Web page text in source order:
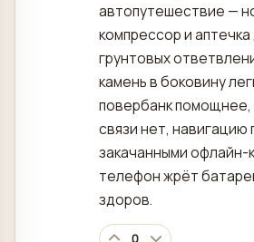
автопутешествие —
компрессор и
грунтовых
камень в боковину
повербанк помощнее,
связи нет, навигацию
закачанными офлайн-
телефон жрёт
здоров.
0